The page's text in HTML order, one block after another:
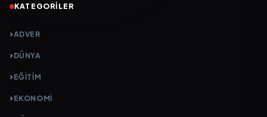
KATEGORILER
ADVER
DÜNYA
EĞİTİM
EKONOMİ